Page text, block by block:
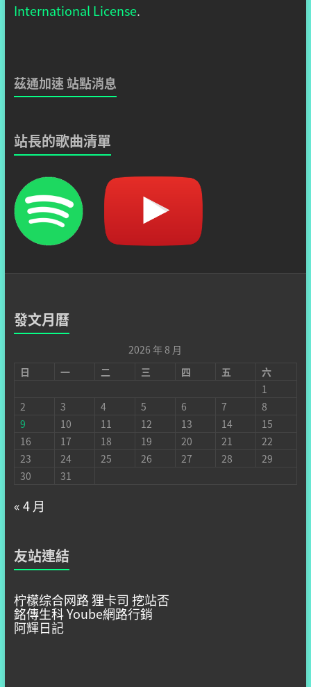
International License.
茲通加速 站點消息
站長的歌曲清單
發文月曆
2026 年 8 月
日
一 二 三 四 五
六
1
2
3 4 5 6 7
8
9
10 11 12 13 14
15
16
17 18 19 20 21
22
23
24 25 26 27 28
29
30
31
« 4 月
友站連結
柠檬综合网路狸卡司 挖站否
銘傳生科Yoube網路行銷
阿輝日記